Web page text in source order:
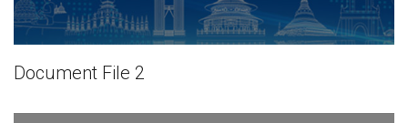
Document File 2